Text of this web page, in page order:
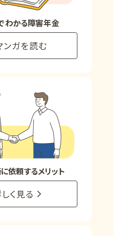
お手紙
談をする
わかる障害年金
ンガを読む
依頼するメリット
く見る